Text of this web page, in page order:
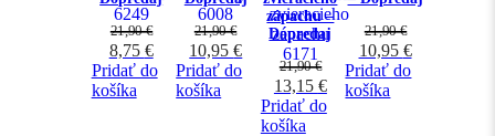
21,90€
8,75 €
Pridať do
košíka
21,90€
10,95€
Pridať do
košíka
zápachu –
Dopredaj
21,90€
13,15 €
Pridať do
košíka
21,90€
10,95 €
Pridať do
košíka